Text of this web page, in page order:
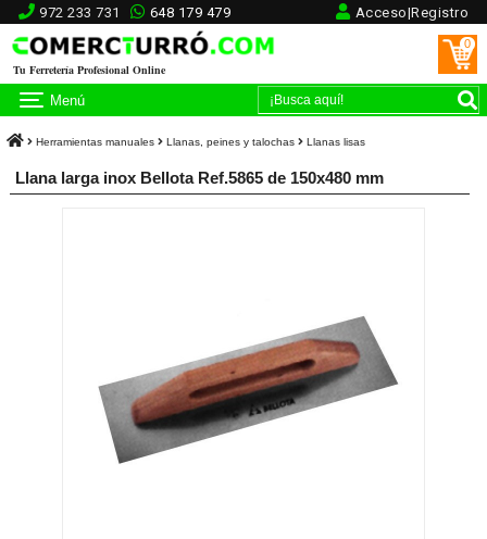
972 233 731 648 179 479 Acceso|Registro
Tu Ferretería Profesional Online
0
Menú
Herramientas manuales Llanas, peines y talochas Llanas lisas
Llana larga inox Bellota Ref.5865 de 150x480 mm